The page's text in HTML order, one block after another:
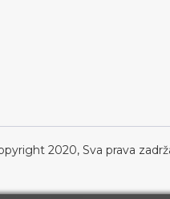
2020, Sva prava